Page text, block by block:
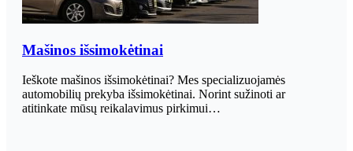
Mašinos išsimokėtinai
Ieškote mašinos išsimokėtinai? Mes specializuojamės
automobilių prekyba išsimokėtinai. Norint sužinoti ar
atitinkate mūsų reikalavimus pirkimui…